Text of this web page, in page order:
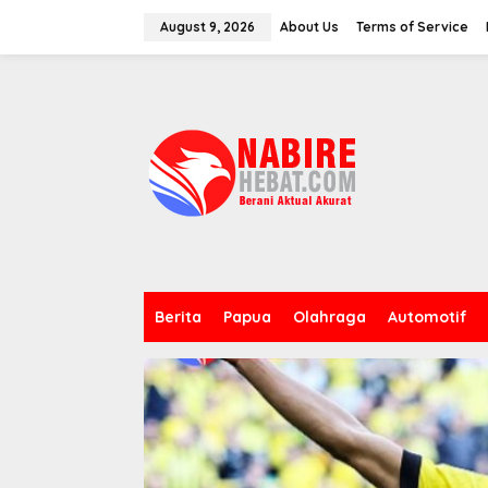
August 9, 2026 About Us Terms of Service
Berita Papua Olahraga Automotif